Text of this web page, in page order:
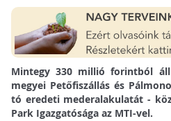
Mintegy 330 millió forintból
megyei Petőfiszállás és
tó eredeti mederalakulatát -
Park Igazgatósága az MTI-vel.